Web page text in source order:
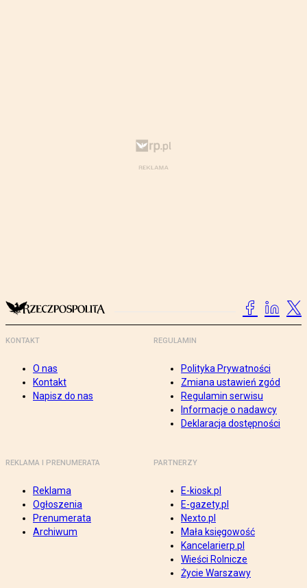
KONTAKT
O nas
Kontakt
Napisz do nas
REGULAMIN
Polityka Prywatności
Zmiana ustawień zgód
Regulamin serwisu
Informacje o nadawcy
Deklaracja dostępności
REKLAMA I PRENUMERATA
Reklama
Ogłoszenia
Prenumerata
Archiwum
PARTNERZY
E-kiosk.pl
E-gazety.pl
Nexto.pl
Mała księgowość
Kancelarierp.pl
Wieści Rolnicze
Życie Warszawy